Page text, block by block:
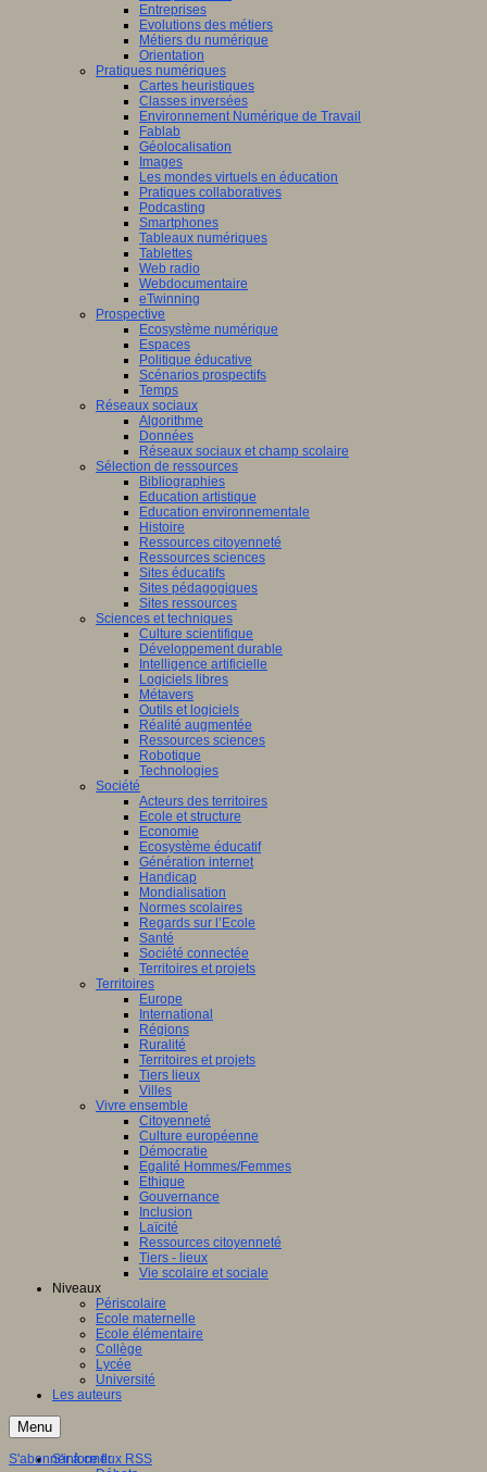
Entreprises
Evolutions des métiers
Métiers du numérique
Orientation
Pratiques numériques
Cartes heuristiques
Classes inversées
Environnement Numérique de Travail
Fablab
Géolocalisation
Images
Les mondes virtuels en éducation
Pratiques collaboratives
Podcasting
Smartphones
Tableaux numériques
Tablettes
Web radio
Webdocumentaire
eTwinning
Prospective
Ecosystème numérique
Espaces
Politique éducative
Scénarios prospectifs
Temps
Réseaux sociaux
Algorithme
Données
Réseaux sociaux et champ scolaire
Sélection de ressources
Bibliographies
Education artistique
Education environnementale
Histoire
Ressources citoyenneté
Ressources sciences
Sites éducatifs
Sites pédagogiques
Sites ressources
Sciences et techniques
Culture scientifique
Développement durable
Intelligence artificielle
Logiciels libres
Métavers
Outils et logiciels
Réalité augmentée
Ressources sciences
Robotique
Technologies
Société
Acteurs des territoires
Ecole et structure
Economie
Ecosystème éducatif
Génération internet
Handicap
Mondialisation
Normes scolaires
Regards sur l’Ecole
Santé
Société connectée
Territoires et projets
Territoires
Europe
International
Régions
Ruralité
Territoires et projets
Tiers lieux
Villes
Vivre ensemble
Citoyenneté
Culture européenne
Démocratie
Egalité Hommes/Femmes
Ethique
Gouvernance
Inclusion
Laïcité
Ressources citoyenneté
Tiers - lieux
Vie scolaire et sociale
Niveaux
Périscolaire
Ecole maternelle
Ecole élémentaire
Collège
Lycée
Université
Les auteurs
Menu
S'informer
S'abonner à ce flux RSS